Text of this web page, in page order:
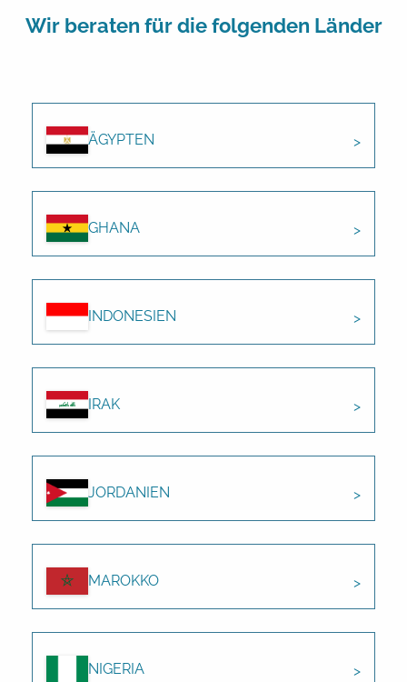
Wir beraten für die folgenden Länder
ÄGYPTEN
GHANA
INDONESIEN
IRAK
JORDANIEN
MAROKKO
NIGERIA